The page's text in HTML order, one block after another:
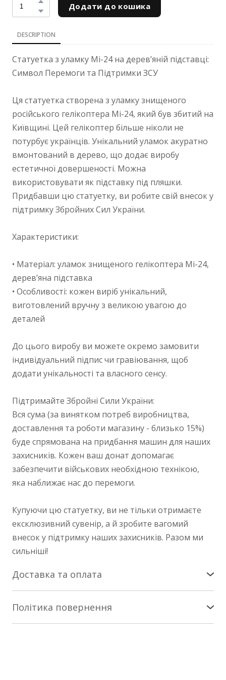
Додати до кошика
DESCRIPTION
Статуетка з уламку Мі-24 на деревʼяній підставці:
Символ Перемоги та Підтримки ЗСУ
Ця статуетка створена з уламку знищеного
російського гелікоптера Мі-24, який був збитий на
Київщині. Цей гелікоптер більше ніколи не
потурбує українців. Унікальний уламок акуратно
вмонтований в дерево, що додає виробу
естетичної довершеності. Можна
використовувати як підставку під пляшки.
Придбавши цю статуетку, ви робите свій внесок у
підтримку Збройних Сил України.
Характеристики:
• Матеріал: уламок знищеного гелікоптера Мі-24,
дерев’яна підставка
• Особливості: кожен виріб унікальний,
виготовлений вручну з великою увагою до
деталей
До цього виробу ви можете окремо замовити
індивідуальний підпис чи гравіювання, щоб
додати унікальності та власного сенсу.
Підтримайте Збройні Сили України:
Вся сума (за винятком потреб виробництва,
доставлення та роботи магазину - близько 15%)
буде спрямована на придбання машин для наших
захисників. Кожен ваш донат допомагає
забезпечити військових необхідною технікою,
яка наближає нас до перемоги.
Купуючи цю статуетку, ви не тільки отримаєте
ексклюзивний сувенір, а й зробите вагомий
внесок у підтримку наших захисників. Разом ми
сильніші!
Доставка та оплата
Здійснюється службою «Нова Пошта». Патчі -
Політика повернення